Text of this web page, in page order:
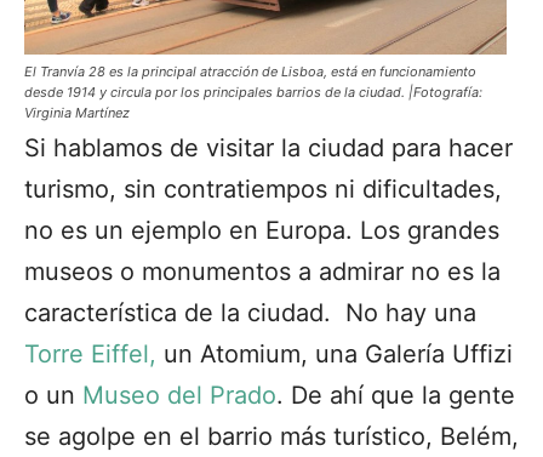
El Tranvía 28 es la principal atracción de Lisboa, está en funcionamiento
desde 1914 y circula por los principales barrios de la ciudad. |Fotografía:
Virginia Martínez
Si hablamos de visitar la ciudad para hacer
turismo, sin contratiempos ni dificultades,
no es un ejemplo en Europa. Los grandes
museos o monumentos a admirar no es la
característica de la ciudad. No hay una
Torre Eiffel, un Atomium, una Galería Uffizi
o un Museo del Prado. De ahí que la gente
se agolpe en el barrio más turístico, Belém,